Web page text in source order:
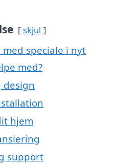
skjul
speciale i nyt
med?
design
hjem
support